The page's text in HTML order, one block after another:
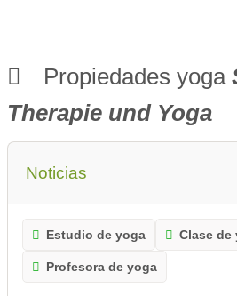
Propiedades yoga
Therapie und Yoga
Noticias
Estudio de yoga Clase de
Profesora de yoga